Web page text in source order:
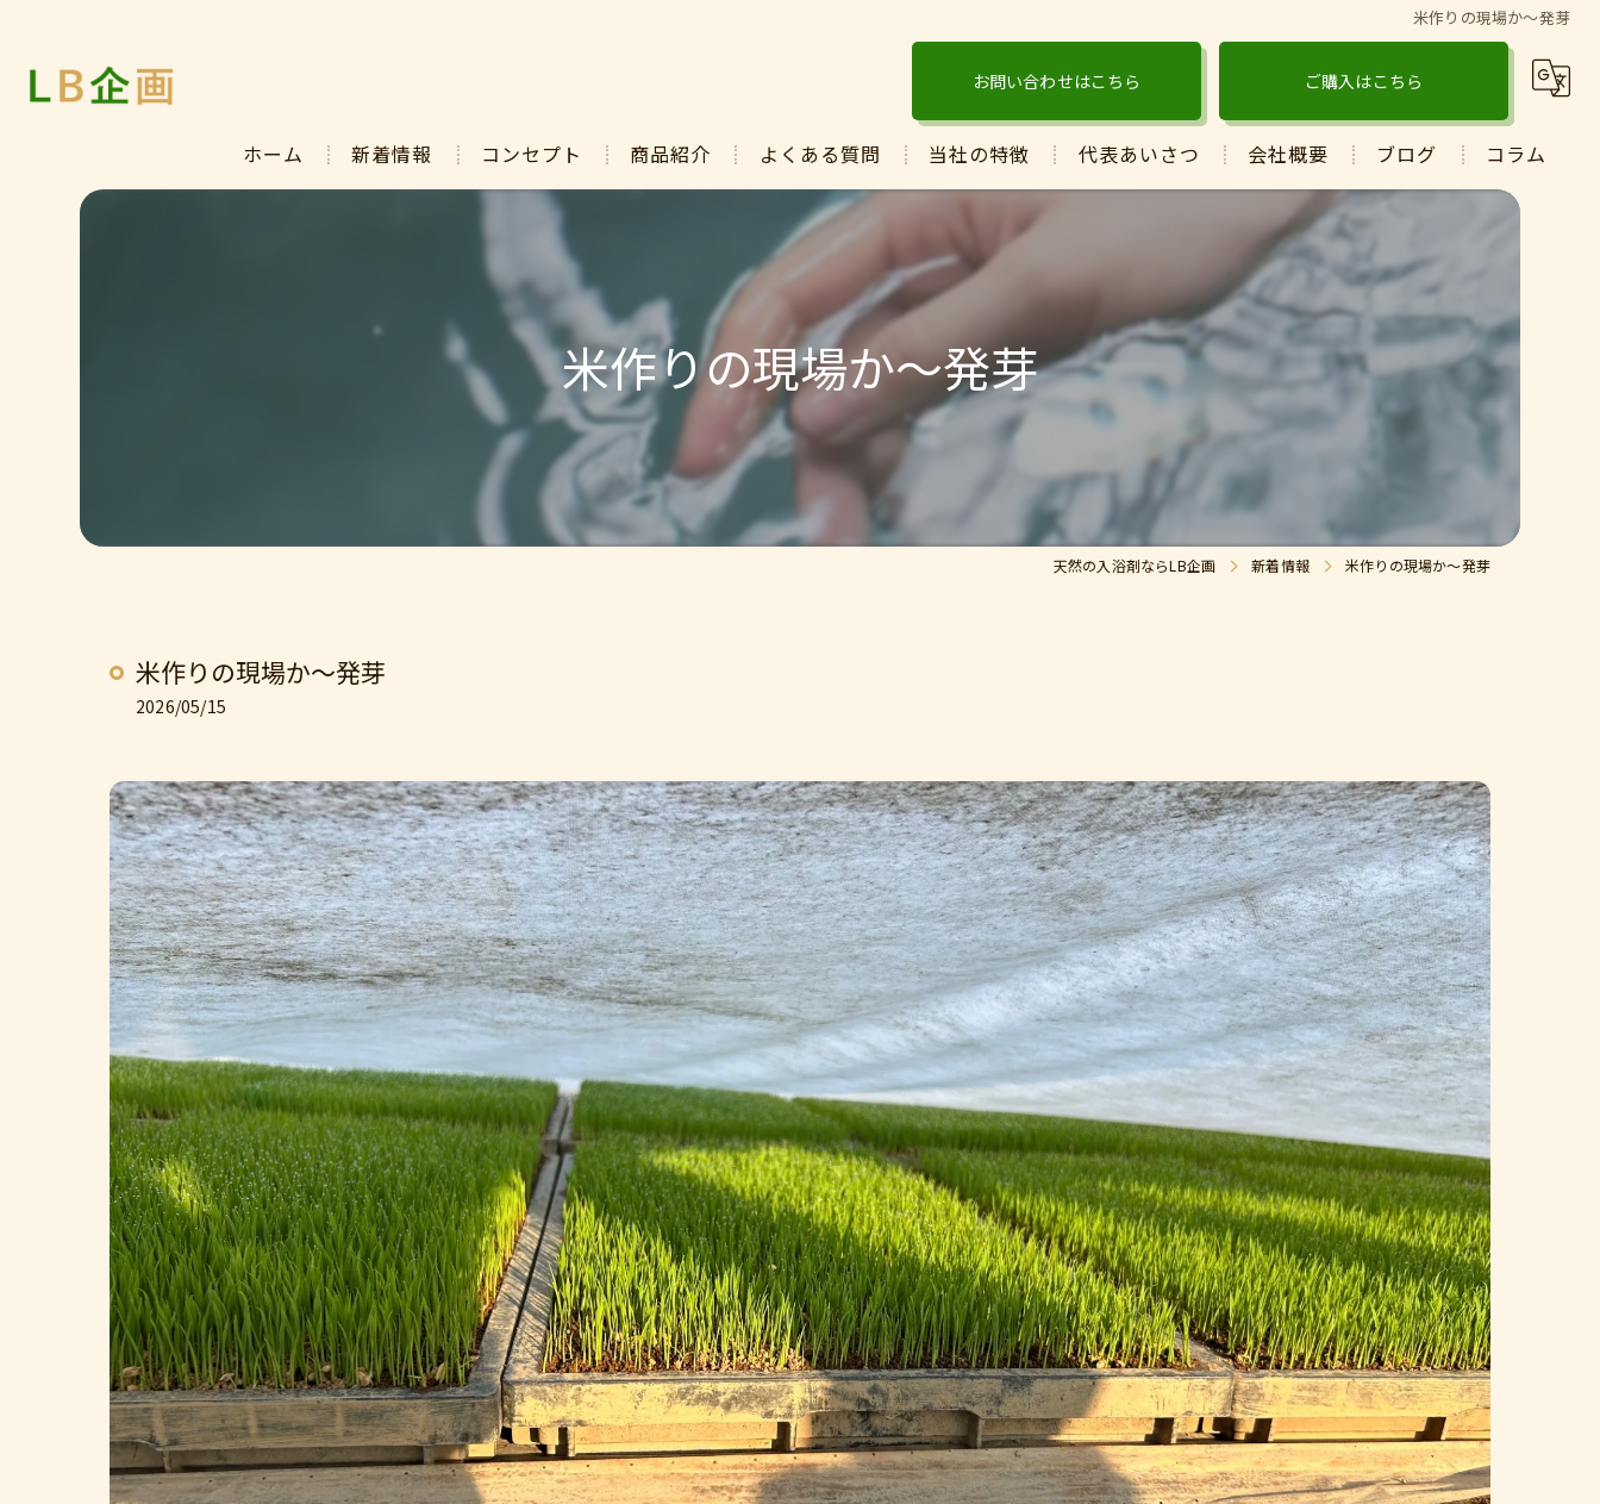
米作りの現場か〜発芽
お問い合わせはこちら ご購入はこちら
ホーム 新着情報 コンセプト 商品紹介 よくある質問 当社の特徴
ぬか
マコモ
代表あいさつ 会社概要 ブログ コラム
米作りの現場か〜発芽
天然の入浴剤ならLB企画 新着情報 米作りの現場か〜発芽
米作りの現場か〜発芽
2026/05/15